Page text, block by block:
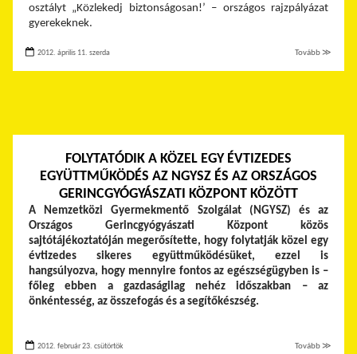
osztályt „Közlekedj biztonságosan!’ – országos rajzpályázat
gyerekeknek.
2012. április 11. szerda Tovább ≫
FOLYTATÓDIK A KÖZEL EGY ÉVTIZEDES
EGYÜTTMŰKÖDÉS AZ NGYSZ ÉS AZ ORSZÁGOS
GERINCGYÓGYÁSZATI KÖZPONT KÖZÖTT
A Nemzetközi Gyermekmentő Szolgálat (NGYSZ) és az
Országos Gerincgyógyászati Központ közös
sajtótájékoztatóján megerősítette, hogy folytatják közel egy
évtizedes sikeres együttműködésüket, ezzel is
hangsúlyozva, hogy mennyire fontos az egészségügyben is –
főleg ebben a gazdaságilag nehéz időszakban – az
önkéntesség, az összefogás és a segítőkészség.
2012. február 23. csütörtök Tovább ≫